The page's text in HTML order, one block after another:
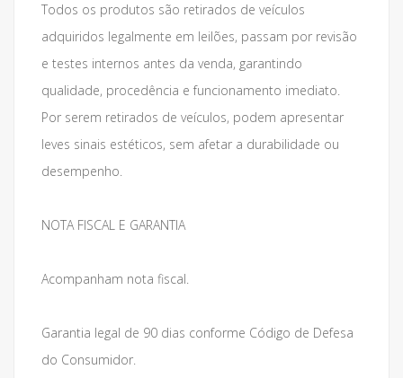
Todos os produtos são retirados de veículos
adquiridos legalmente em leilões, passam por revisão
e testes internos antes da venda, garantindo
qualidade, procedência e funcionamento imediato.
Por serem retirados de veículos, podem apresentar
leves sinais estéticos, sem afetar a durabilidade ou
desempenho.
NOTA FISCAL E GARANTIA
Acompanham nota fiscal.
Garantia legal de 90 dias conforme Código de Defesa
do Consumidor.